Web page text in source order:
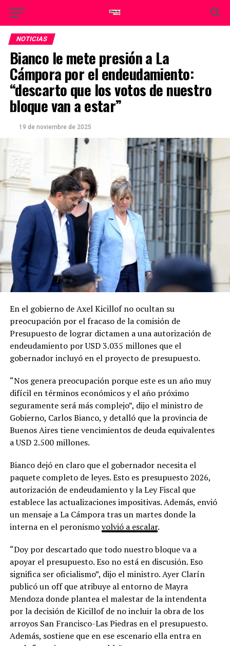
NOTICIAS
Bianco le mete presión a La
Cámpora por el endeudamiento:
“descarto que los votos de nuestro
bloque van a estar”
19 de noviembre de 2025
En el gobierno de Axel Kicillof no ocultan su
preocupación por el fracaso de la comisión de
Presupuesto de lograr dictamen a una autorización de
endeudamiento por USD 3.035 millones que el
gobernador incluyó en el proyecto de presupuesto.
“Nos genera preocupación porque este es un año muy
difícil en términos económicos y el año próximo
seguramente será más complejo”, dijo el ministro de
Gobierno, Carlos Bianco, y detalló que la provincia de
Buenos Aires tiene vencimientos de deuda equivalentes
a USD 2.500 millones.
Bianco dejó en claro que el gobernador necesita el
paquete completo de leyes. Esto es presupuesto 2026,
autorización de endeudamiento y la Ley Fiscal que
establece las actualizaciones impositivas. Además, envió
un mensaje a La Cámpora tras un martes donde la
interna en el peronismovolvió a escalar.
“Doy por descartado que todo nuestro bloque va a
apoyar el presupuesto. Eso no está en discusión. Eso
significa ser oficialismo”, dijo el ministro. Ayer Clarín
publicó un off que atribuye al entorno de Mayra
Mendoza donde plantea el malestar de la intendenta
por la decisión de Kicillof de no incluir la obra de los
arroyos San Francisco-Las Piedras en el presupuesto.
Además, sostiene que en ese escenario ella entra en